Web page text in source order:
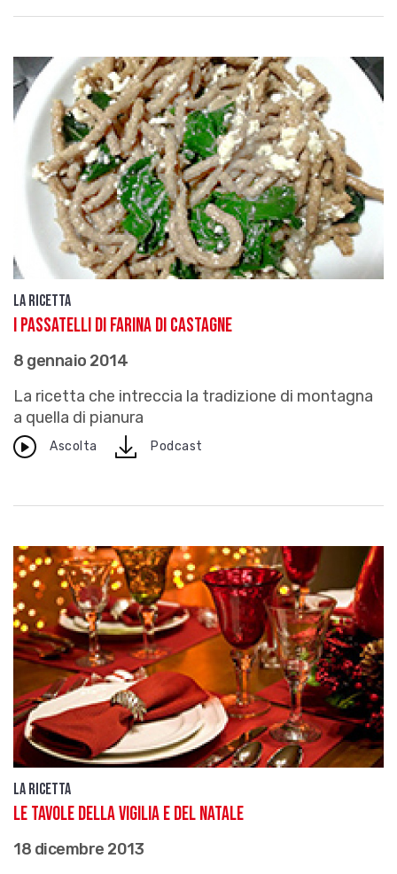
La ricetta
I passatelli di farina di castagne
8 gennaio 2014
La ricetta che intreccia la tradizione di montagna
a quella di pianura
Ascolta downloadPodcast
La ricetta
Le tavole della Vigilia e del Natale
18 dicembre 2013